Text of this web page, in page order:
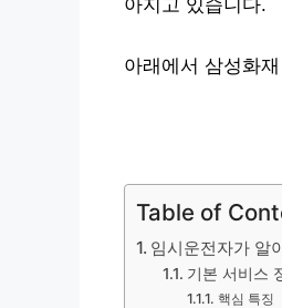
아지고 있습니다.
아래에서 삼성화
Table of
임시운전자가 알
기본 서비스
핵심 특징